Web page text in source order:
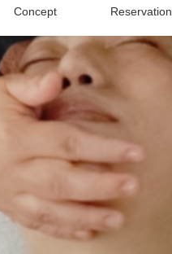
Concept Reservation